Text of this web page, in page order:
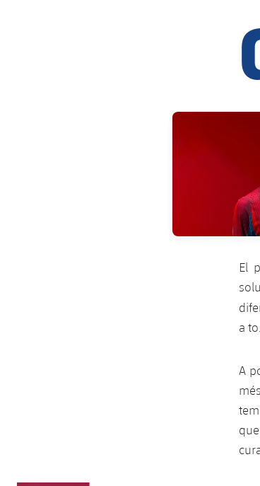
FC Barcelona club
El
a to.
A